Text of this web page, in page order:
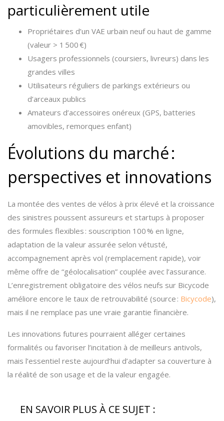
particulièrement utile
Propriétaires d’un VAE urbain neuf ou haut de gamme
(valeur > 1 500 €)
Usagers professionnels (coursiers, livreurs) dans les
grandes villes
Utilisateurs réguliers de parkings extérieurs ou
d’arceaux publics
Amateurs d’accessoires onéreux (GPS, batteries
amovibles, remorques enfant)
Évolutions du marché :
perspectives et innovations
La montée des ventes de vélos à prix élevé et la croissance
des sinistres poussent assureurs et startups à proposer
des formules flexibles : souscription 100 % en ligne,
adaptation de la valeur assurée selon vétusté,
accompagnement après vol (remplacement rapide), voir
même offre de “géolocalisation” couplée avec l’assurance.
L’enregistrement obligatoire des vélos neufs sur Bicycode
améliore encore le taux de retrouvabilité (source : Bicycode),
mais il ne remplace pas une vraie garantie financière.
Les innovations futures pourraient alléger certaines
formalités ou favoriser l’incitation à de meilleurs antivols,
mais l’essentiel reste aujourd’hui d’adapter sa couverture à
la réalité de son usage et de la valeur engagée.
EN SAVOIR PLUS À CE SUJET :